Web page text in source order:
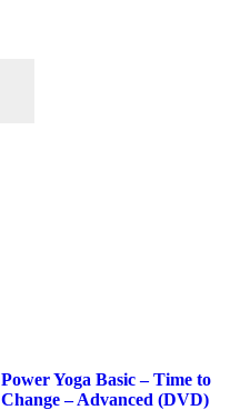
Power Yoga Basic – Time to
Change – Advanced (DVD)